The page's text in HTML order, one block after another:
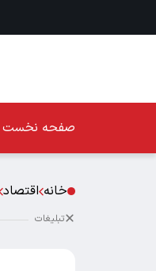
صفحه نخست
خانه اقتصاد
تبلیغات